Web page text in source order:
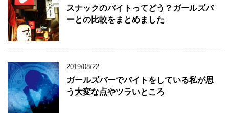
スナックのバイトってどう？ガールズバ
ーとの比較をまとめました
2019/08/22
ガールズバーでバイトをしている私が思
う大変な点やツラいところ